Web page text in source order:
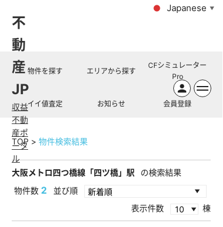
不
動
産
JP
収益
不動
産ポ
ータ
ル
Japanese ▼
物件を探す エリアから探す
CFシミュレーター
Pro
イイ値査定 お知らせ 会員登録
TOP 物件検索結果
大阪メトロ四つ橋線「四ツ橋」駅
の検索結果
物件数 2
並び順
表示件数
棟